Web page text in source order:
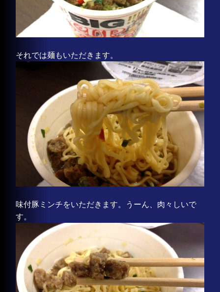
それでは麺もいただきます。
味付豚ミンチをいただきます。うーん、肉々しいで
す。